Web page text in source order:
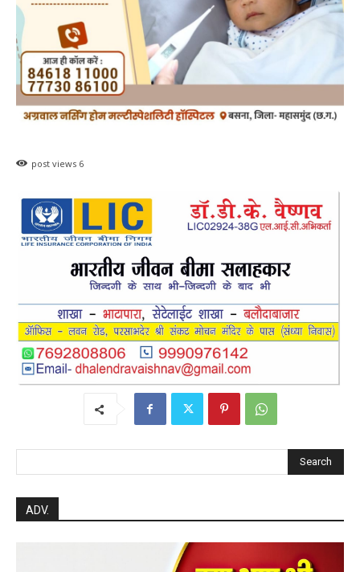
post views
Search